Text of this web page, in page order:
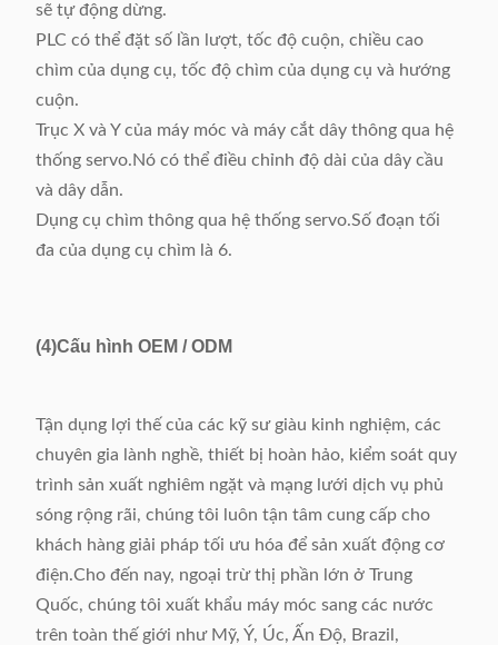
sẽ tự động dừng.
PLC có thể đặt số lần lượt, tốc độ cuộn, chiều cao
chìm của dụng cụ, tốc độ chìm của dụng cụ và hướng
cuộn.
Trục X và Y của máy móc và máy cắt dây thông qua hệ
thống servo.Nó có thể điều chỉnh độ dài của dây cầu
và dây dẫn.
Dụng cụ chìm thông qua hệ thống servo.Số đoạn tối
đa của dụng cụ chìm là 6.
(4)Cấu hình OEM / ODM
Tận dụng lợi thế của các kỹ sư giàu kinh nghiệm, các
chuyên gia lành nghề, thiết bị hoàn hảo, kiểm soát quy
trình sản xuất nghiêm ngặt và mạng lưới dịch vụ phủ
sóng rộng rãi, chúng tôi luôn tận tâm cung cấp cho
khách hàng giải pháp tối ưu hóa để sản xuất động cơ
điện.Cho đến nay, ngoại trừ thị phần lớn ở Trung
Quốc, chúng tôi xuất khẩu máy móc sang các nước
trên toàn thế giới như Mỹ, Ý, Úc, Ấn Độ, Brazil,